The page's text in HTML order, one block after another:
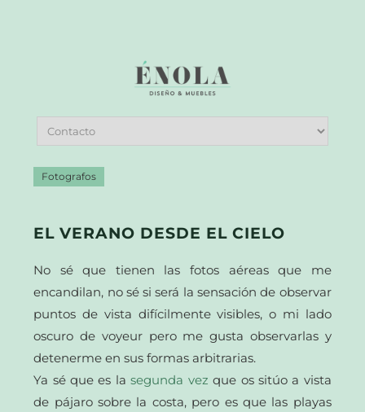
Fotografos
EL VERANO DESDE EL CIELO
No sé que tienen las fotos aéreas que me
encandilan, no sé si será la sensación de observar
puntos de vista difícilmente visibles, o mi lado
oscuro de voyeur pero me gusta observarlas y
detenerme en sus formas arbitrarias.
Ya sé que es lasegunda vezque os sitúo a vista
de pájaro sobre la costa, pero es que las playas